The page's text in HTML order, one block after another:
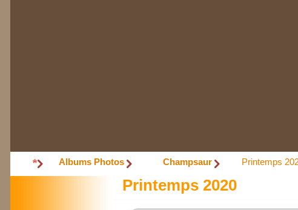
Albums Photos Champsaur Printemps
Printemps 2020